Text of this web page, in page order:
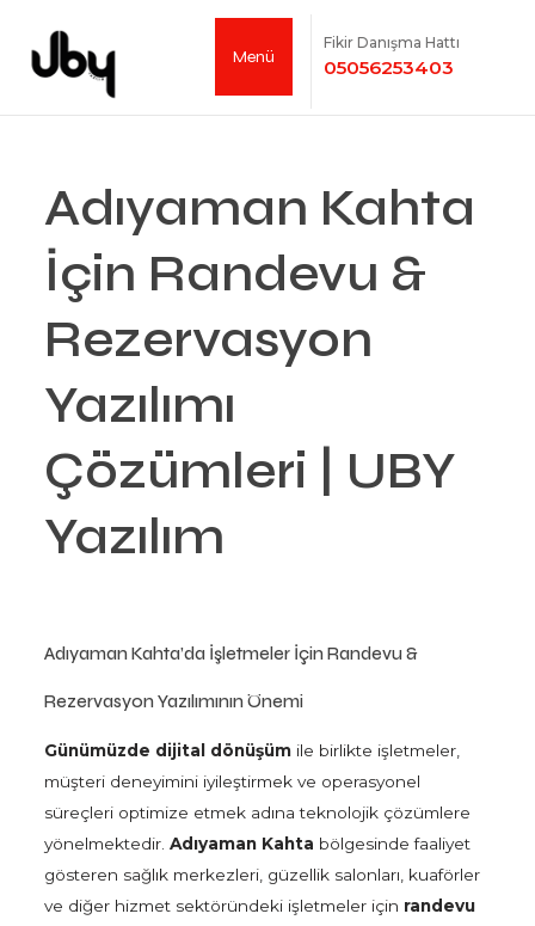
Menü
Fikir Danışma Hattı
05056253403
Adıyaman Kahta
İçin Randevu &
Rezervasyon
Yazılımı
Çözümleri | UBY
Yazılım
Adıyaman Kahta’da İşletmeler İçin Randevu &
Rezervasyon Yazılımının Önemi
Günümüzde dijital dönüşüm ile birlikte işletmeler,
müşteri deneyimini iyileştirmek ve operasyonel
süreçleri optimize etmek adına teknolojik çözümlere
yönelmektedir.Adıyaman Kahta bölgesinde faaliyet
gösteren sağlık merkezleri, güzellik salonları, kuaförler
ve diğer hizmet sektöründeki işletmeler için randevu